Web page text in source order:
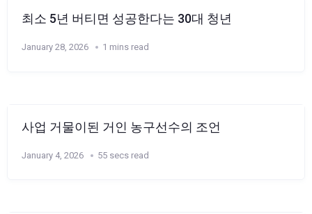
최소 5년 버티면 성공한다는 30대 청년
January 28, 2026 1 mins read
사업 거물이된 거인 농구선수의 조언
January 4, 2026 55 secs read